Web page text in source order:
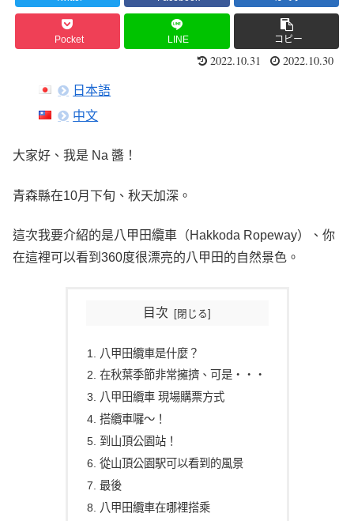
Pocket LINE コピー
2022.10.31 2022.10.30
日本語
中文
大家好、我是 Na 醬！
青森縣在10月下旬、秋天加深。
這次我要介紹的是八甲田纜車（Hakkoda Ropeway）、你
在這裡可以看到360度很漂亮的八甲田的自然景色。
目次
八甲田纜車是什麼？
在秋葉季節非常擁擠、可是・・・
八甲田纜車 現場購票方式
搭纜車囉～！
到山頂公園站！
從山頂公園駅可以看到的風景
最後
八甲田纜車在哪裡搭乘